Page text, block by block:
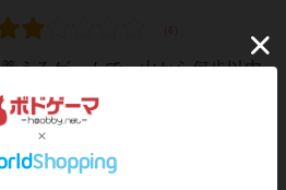
えるゲームで、山から何歩以内
未確認生物を探すゲームです。
良くできたゲームですが、何回
えの場所を覚えられてしまうの
きないかなと思います。無限に